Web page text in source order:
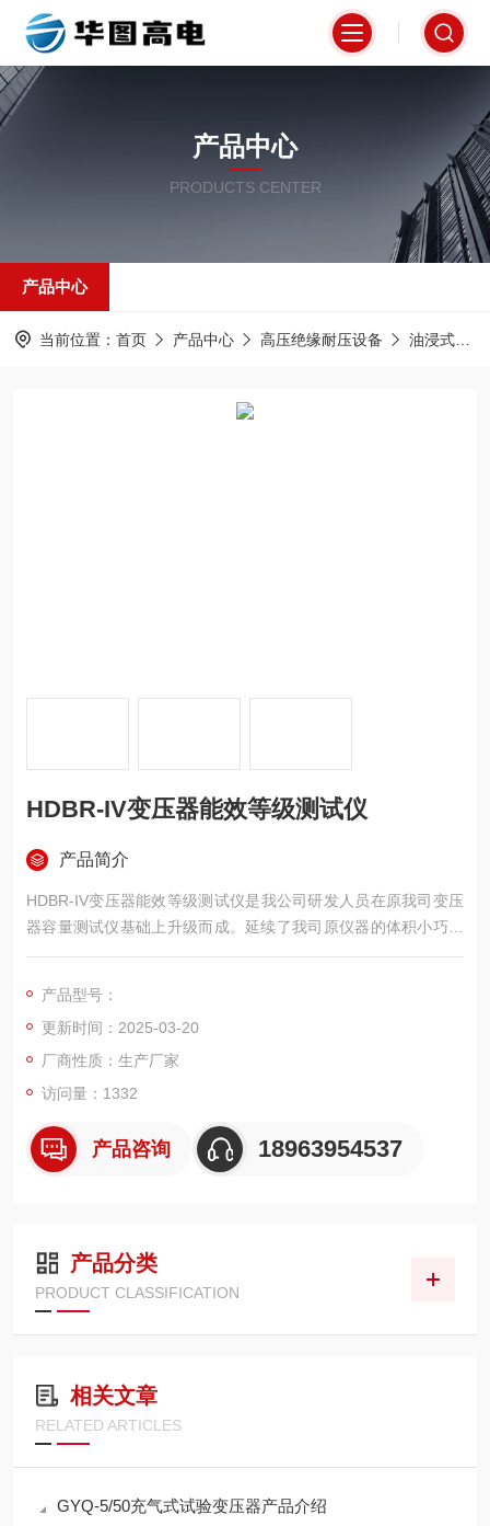
产品中心
PRODUCTS CENTER
产品中心
当前位置： 首页 产品中心 高压绝缘耐压设备 油浸式试验变压器
HDBR-IV变压器能效等级测试仪
产品简介
HDBR-IV变压器能效等级测试仪是我公司研发人员在原我司变压
器容量测试仪基础上升级而成。延续了我司原仪器的体积小巧、
操作简单、使用方便等优点，并全面升级了内部处理器、数据采
产品型号：
更新时间：2025-03-20
厂商性质：生产厂家
访问量：1332
产品咨询 18963954537
产品分类
PRODUCT CLASSIFICATION
相关文章
RELATED ARTICLES
GYQ-5/50充气式试验变压器产品介绍